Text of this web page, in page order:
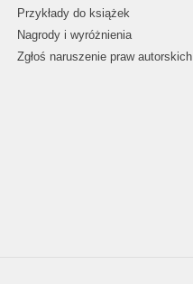
Przykłady do książek
Nagrody i wyróżnienia
Zgłoś naruszenie praw autorskich